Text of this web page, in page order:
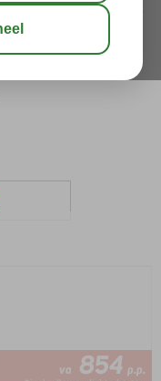
bewaar
va 854 p.p.